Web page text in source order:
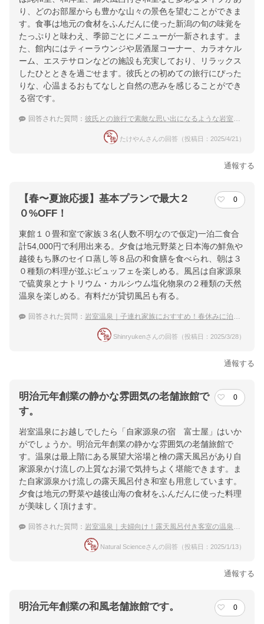
り、どのお部屋からも豊かな山々の景色を望むことができま
す。食事は地元の食材をふんだんに使った新潟の旬の味覚を
たっぷりと味わえ、季節ごとにメニューが一新されます。ま
た、館内にはティーラウンジや居酒屋コーナー、カラオケル
ーム、エステサロンなどの施設も充実しており、リラックス
したひとときを過ごせます。彼氏との初めての旅行にぴった
りな、心温まるおもてなしと自然の恵みを感じることができ
る宿です。
回答された質問： 彼氏との旅行で素敵な思い出になるような岩室温泉の宿は？
たけやんさんの回答（投稿日：2025/4/21）
通報する
【春〜夏旅応援】基本プランで最大２
０%OFF！
0
東館１０畳和室で家族３名(人数不明なので仮定)一泊二食合
計54,000円で利用出来る。夕食は地元野菜と日本海の鮮魚や
越後もち豚のセイロ蒸し等８品の和食膳を食べられ、朝は３
０種類の料理が並ぶビュッフェを楽しめる。風呂は自家源泉
で硫黄泉とナトリウム・カルシウム塩化物泉の２種類の天然
温泉を楽しめる。有料だが貸切風呂も有る。
回答された質問： 岩室温泉｜子連れ家族におすすめ！春休みに泊まりたい宿は？
Shinryukenさんの回答（投稿日：2025/3/28）
通報する
明治元年創業の静かな雰囲気の老舗旅館で
す。
0
岩室温泉にお越しでしたら「自家源泉の宿 富士屋」はいか
がでしょうか。明治元年創業の静かな雰囲気の老舗旅館で
す。温泉は最上階にある展望大浴場と檜の露天風呂があり自
家源泉かけ流しの上質なお湯で気持ちよく堪能できます。ま
た自家源泉かけ流しの露天風呂付き和室も用意しています。
夕食は地元の野菜や越後山海の食材をふんだんに使った料理
が美味しく頂けます。
回答された質問： 岩室温泉｜夫婦向け！露天風呂付き客室の温泉宿を教えて下さい。
Natural Scienceさんの回答（投稿日：2025/1/13）
通報する
明治元年創業の和風老舗旅館です。 0